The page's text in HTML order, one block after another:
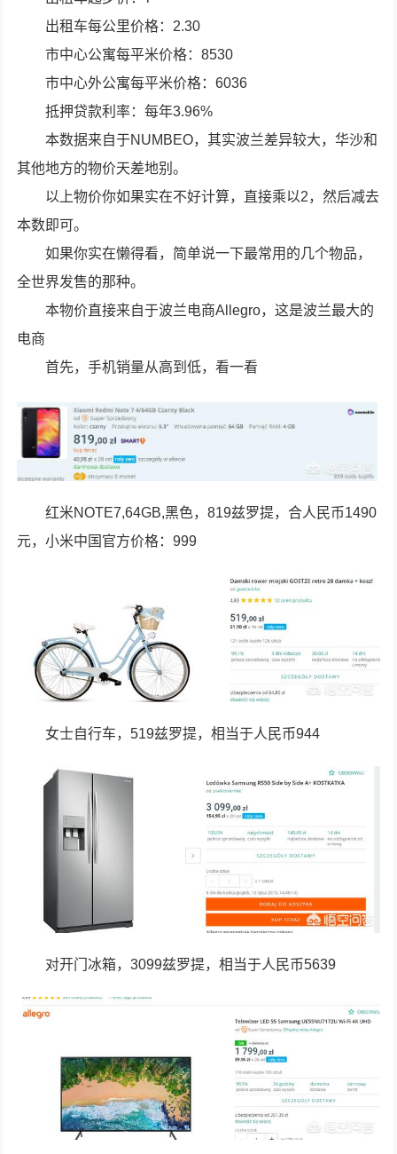
出租车每公里价格：2.30
市中心公寓每平米价格：8530
市中心外公寓每平米价格：6036
抵押贷款利率：每年3.96%
本数据来自于NUMBEO，其实波兰差异较大，华沙和
其他地方的物价天差地别。
以上物价你如果实在不好计算，直接乘以2，然后减去
本数即可。
如果你实在懒得看，简单说一下最常用的几个物品，
全世界发售的那种。
本物价直接来自于波兰电商Allegro，这是波兰最大的
电商
首先，手机销量从高到低，看一看
红米NOTE7,64GB,黑色，819兹罗提，合人民币1490
元，小米中国官方价格：999
女士自行车，519兹罗提，相当于人民币944
对开门冰箱，3099兹罗提，相当于人民币5639